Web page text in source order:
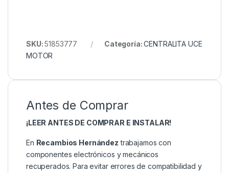
SKU:51853777 Categoría:CENTRALITA UCE
MOTOR
Antes de Comprar
¡LEER ANTES DE COMPRAR E INSTALAR!
En Recambios Hernández trabajamos con
componentes electrónicos y mecánicos
recuperados. Para evitar errores de compatibilidad y